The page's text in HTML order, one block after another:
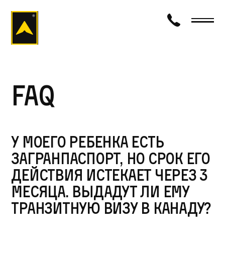
FAQ
У моего ребенка есть
загранпаспорт, но срок его
действия истекает через 3
месяца. Выдадут ли ему
транзитную визу в Канаду?